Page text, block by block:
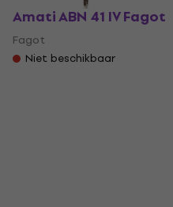
Amati ABN 41 IV Fagot
Fagot
Niet beschikbaar